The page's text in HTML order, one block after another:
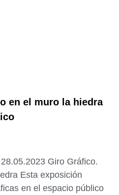
en el muro la hiedra
Giro Gráfico.
Esta exposición
en el espacio público